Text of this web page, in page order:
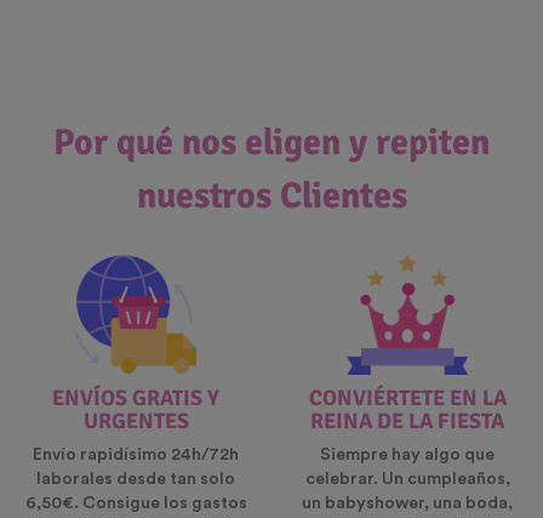
Por qué nos eligen y repiten
nuestros Clientes
ENVÍOS GRATIS Y
URGENTES
Envío rapidísimo 24h/72h
laborales desde tan solo
6,50€. Consigue los gastos
CONVIÉRTETE EN LA
REINA DE LA FIESTA
Siempre hay algo que
celebrar. Un cumpleaños,
un babyshower, una boda,